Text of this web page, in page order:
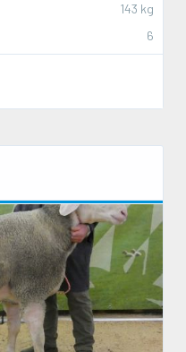
143 kg
6